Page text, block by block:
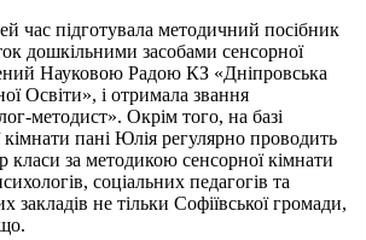
час підготувала методичний посібник
дошкільними засобами сенсорної
Науковою Радою КЗ «Дніпровська
Освіти», і отримала звання
методист». Окрім того, на базі
кімнати пані Юлія регулярно проводить
класи за методикою сенсорної кімнати
соціальних педагогів та
закладів не тільки Софіївської громади,